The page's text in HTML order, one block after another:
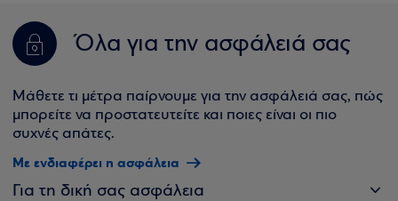
Όλα για την ασφάλειά σας
Μάθετε τι μέτρα παίρνουμε για την ασφάλειά σας, πώς
μπορείτε να προστατευτείτε και ποιες είναι οι πιο
συχνές απάτες.
Με ενδιαφέρει η ασφάλεια
Για τη δική σας ασφάλεια